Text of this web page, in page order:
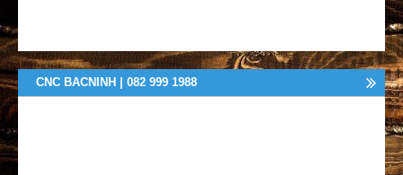
CNC BACNINH | 082 999 1988